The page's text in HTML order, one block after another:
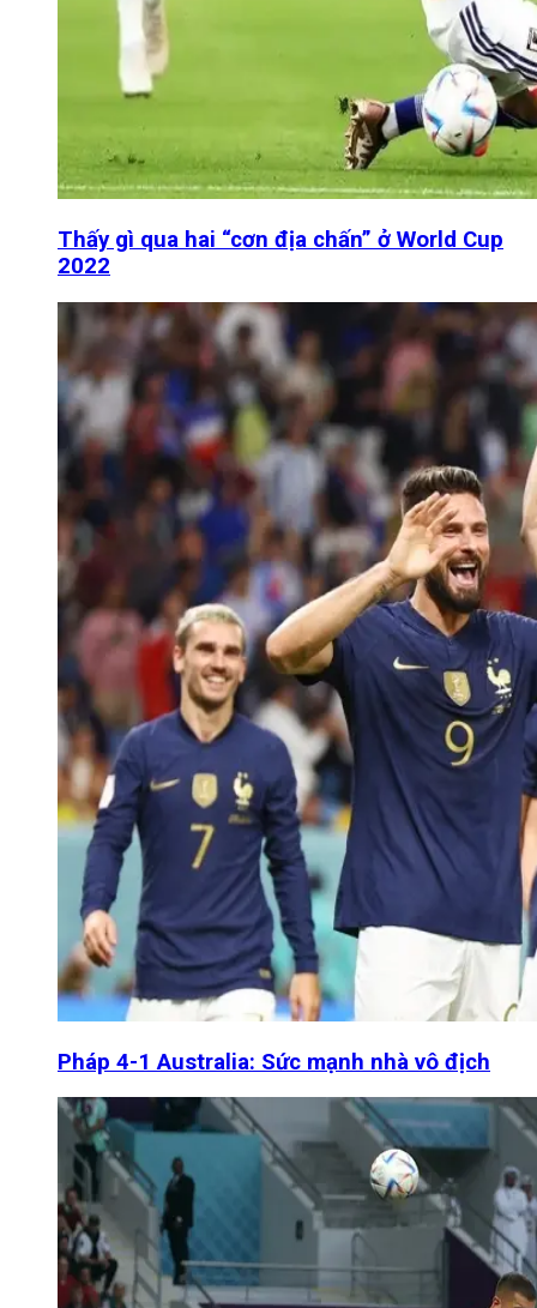
Thấy gì qua hai “cơn địa chấn” ở World Cup
2022
Pháp 4-1 Australia: Sức mạnh nhà vô địch